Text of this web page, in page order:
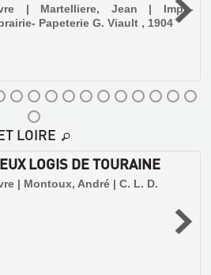
| Martelliere, Jean | Impr.-
Papeterie G. Viault , 1904
LOIRE
LOGIS DE TOURAINE
| Montoux, André | C. L. D.